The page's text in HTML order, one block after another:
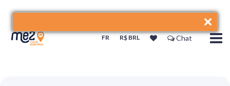
FR R$ BRL Chat